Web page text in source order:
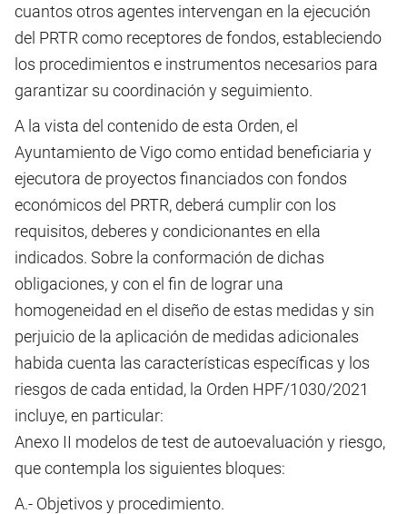
cuantos otros agentes intervengan en la ejecución
del PRTR como receptores de fondos, estableciendo
los procedimientos e instrumentos necesarios para
garantizar su coordinación y seguimiento.
A la vista del contenido de esta Orden, el
Ayuntamiento de Vigo como entidad beneficiaria y
ejecutora de proyectos financiados con fondos
económicos del PRTR, deberá cumplir con los
requisitos, deberes y condicionantes en ella
indicados. Sobre la conformación de dichas
obligaciones, y con el fin de lograr una
homogeneidad en el diseño de estas medidas y sin
perjuicio de la aplicación de medidas adicionales
habida cuenta las características específicas y los
riesgos de cada entidad, la Orden HPF/1030/2021
incluye, en particular:
Anexo II modelos de test de autoevaluación y riesgo,
que contempla los siguientes bloques:
A.- Objetivos y procedimiento.